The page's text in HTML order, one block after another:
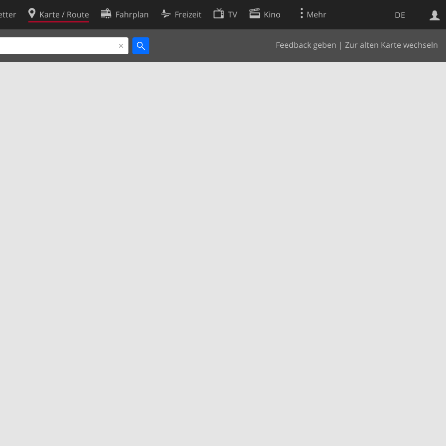
DE
Karte / Route Fahrplan Freizeit TV Kino Mehr
Feedback geben | Zur alten Karte wechseln
Websuche
Cookie-Richtlinie
Cookie-Einstellungen